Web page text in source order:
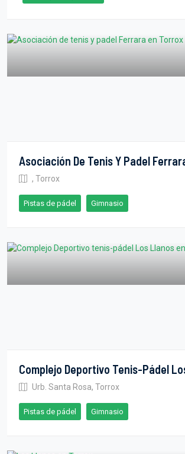
Asociación De Tenis Y Padel
, Torrox
Pistas de pádel Gimnasio
Complejo Deportivo Tenis-Pádel
Urb. Santa Rosa, Torrox
Pistas de pádel Gimnasio